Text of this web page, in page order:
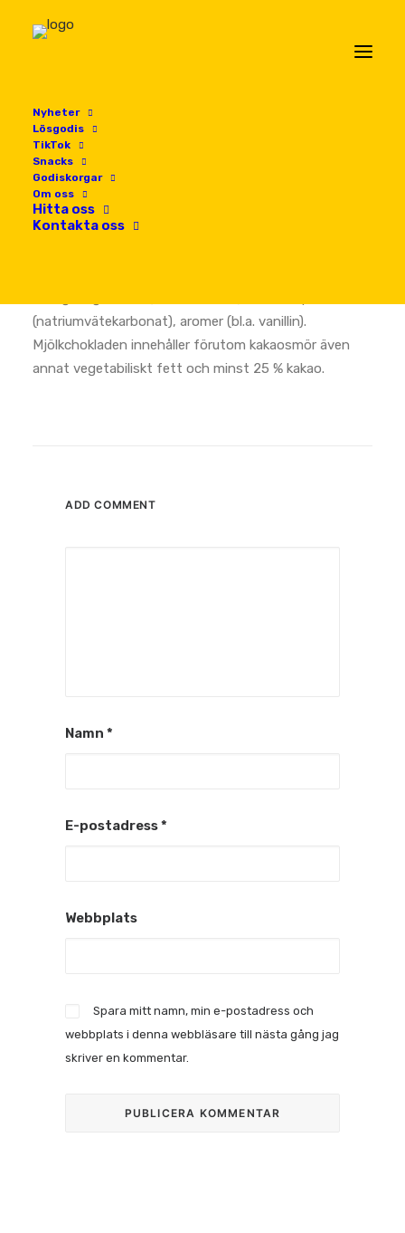
Nyheter
Lösgodis
TikTok
Snacks
Godiskorgar
Om oss
Hitta oss
Kontakta oss
Innehållsdeklaration
socker, VETEMJÖL, vegetabiliska fetter/oljor (palm,
shea, kokos), SKUMMJÖLKSPULVER, VASSLEPULVER
(natriumvätekarbonat), aromer (bl.a. vanillin).
Mjölkchokladen innehåller förutom kakaosmör även
annat vegetabiliskt fett och minst 25 % kakao.
ADD COMMENT
Namn *
E-postadress*
Webbplats
Spara mitt namn, min e-postadress och
webbplats i denna webbläsare till nästa gång jag
skriver en kommentar.